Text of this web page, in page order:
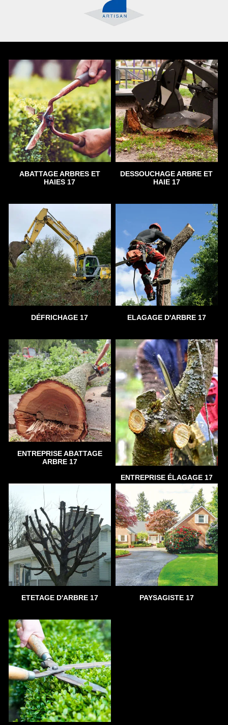
ABATTAGE ARBRES ET
HAIES 17
DESSOUCHAGE ARBRE ET
HAIE 17
DÉFRICHAGE 17 ELAGAGE D'ARBRE 17
ENTREPRISE ABATTAGE
ARBRE 17
ENTREPRISE ÉLAGAGE 17
ETETAGE D'ARBRE 17 PAYSAGISTE 17